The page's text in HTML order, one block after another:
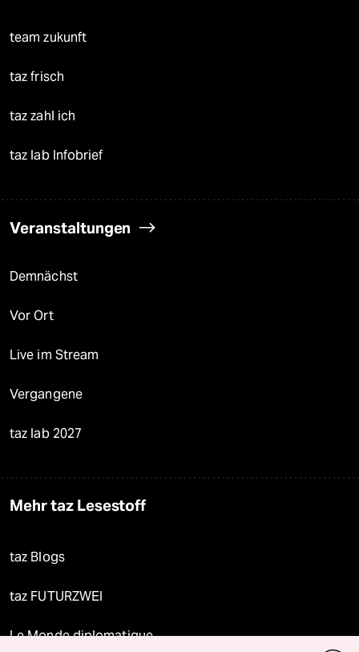
team zukunft
taz frisch
taz zahl ich
taz lab Infobrief
Veranstaltungen
Demnächst
Vor Ort
Live im Stream
Vergangene
taz lab 2027
Mehr taz Lesestoff
taz Blogs
taz FUTURZWEI
Le Monde diplomatique